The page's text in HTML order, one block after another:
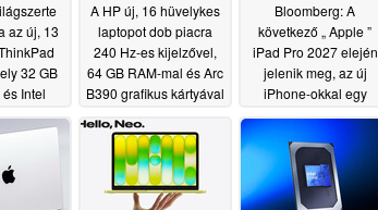
az új, 13
32 GB
Intel
A HP új, 16 hüvelykes
laptopot dob piacra
240 Hz-es kijelzővel,
64 GB RAM-mal és Arc
B390 grafikus kártyával
Bloomberg: A
következő „ Apple ”
iPad Pro 2027 elején
jelenik meg, az új
iPhone-okkal egy
07/02/2026